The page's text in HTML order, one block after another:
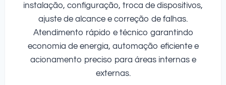
instalação, configuração, troca de dispositivos,
ajuste de alcance e correção de falhas.
Atendimento rápido e técnico garantindo
economia de energia, automação eficiente e
acionamento preciso para áreas internas e
externas.